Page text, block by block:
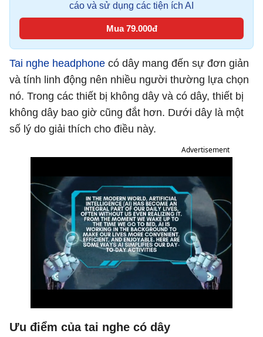
cáo và sử dụng các tiện ích AI
Mua 79.000đ
Tai nghe headphone có dây mang đến sự đơn giản
và tính linh động nên nhiều người thường lựa chọn
nó. Trong các thiết bị không dây và có dây, thiết bị
không dây bao giờ cũng đắt hơn. Dưới dây là một
số lý do giải thích cho điều này.
Advertisement
Ưu điểm của tai nghe có dây